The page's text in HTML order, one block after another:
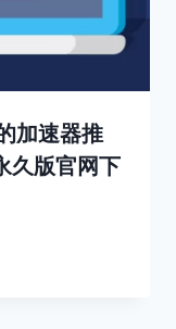
加速器推
久版官网下